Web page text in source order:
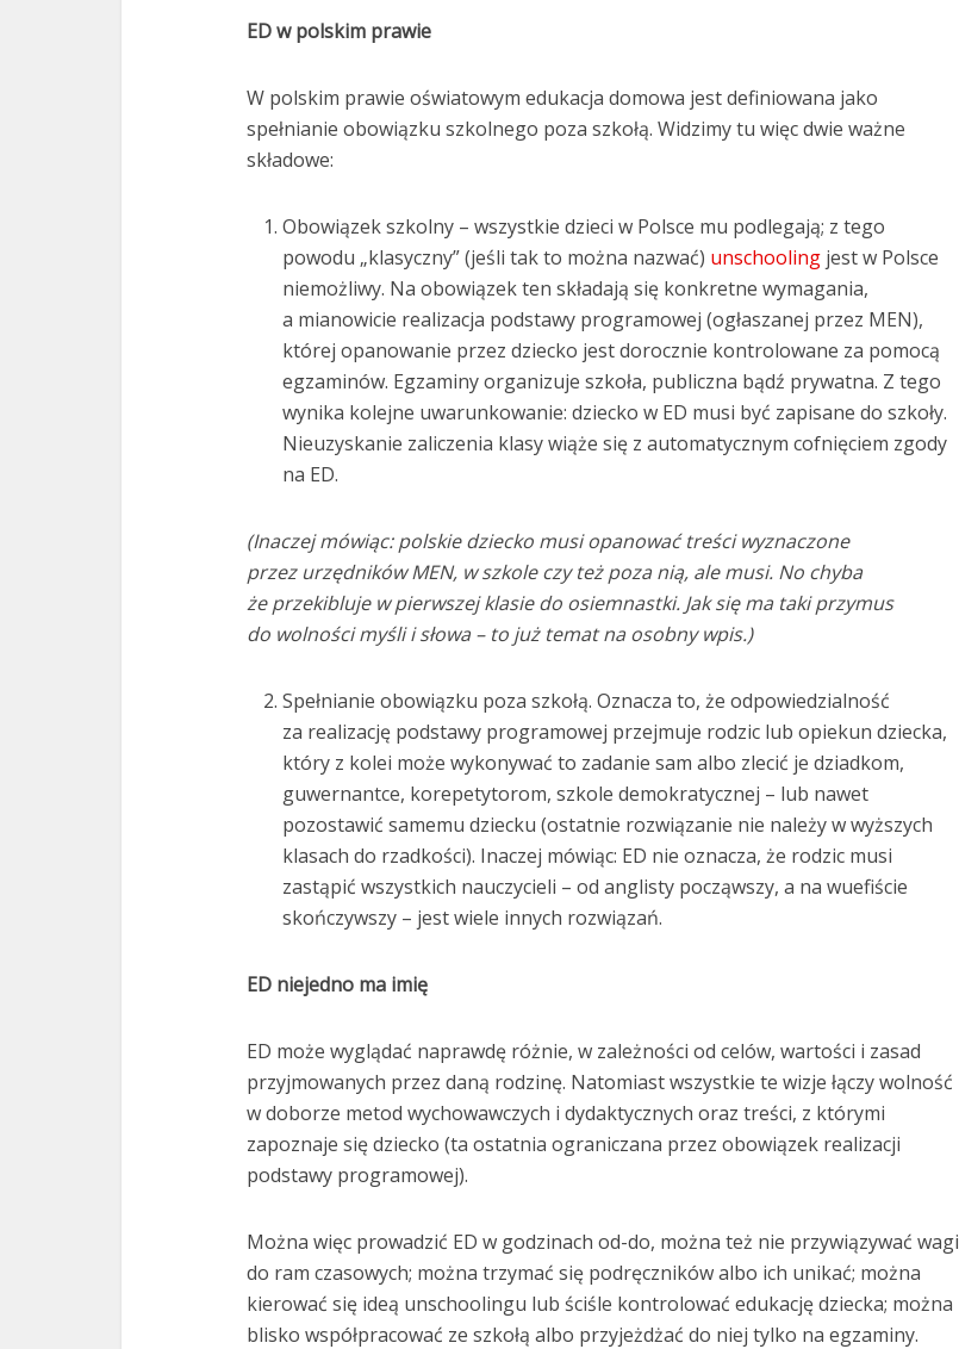
ED w polskim prawie
W polskim prawie oświatowym edukacja domowa jest definiowana jako
spełnianie obowiązku szkolnego poza szkołą. Widzimy tu więc dwie ważne
składowe:
Obowiązek szkolny – wszystkie dzieci w Polsce mu podlegają; z tego
powodu „klasyczny” (jeśli tak to można nazwać) unschooling jest w Polsce
niemożliwy. Na obowiązek ten składają się konkretne wymagania,
a mianowicie realizacja podstawy programowej (ogłaszanej przez MEN),
której opanowanie przez dziecko jest dorocznie kontrolowane za pomocą
egzaminów. Egzaminy organizuje szkoła, publiczna bądź prywatna. Z tego
wynika kolejne uwarunkowanie: dziecko w ED musi być zapisane do szkoły.
Nieuzyskanie zaliczenia klasy wiąże się z automatycznym cofnięciem zgody
na ED.
(Inaczej mówiąc: polskie dziecko musi opanować treści wyznaczone
przez urzędników MEN, w szkole czy też poza nią, ale musi. No chyba
że przekibluje w pierwszej klasie do osiemnastki. Jak się ma taki przymus
do wolności myśli i słowa – to już temat na osobny wpis.)
Spełnianie obowiązku poza szkołą. Oznacza to, że odpowiedzialność
za realizację podstawy programowej przejmuje rodzic lub opiekun dziecka,
który z kolei może wykonywać to zadanie sam albo zlecić je dziadkom,
guwernantce, korepetytorom, szkole demokratycznej – lub nawet
pozostawić samemu dziecku (ostatnie rozwiązanie nie należy w wyższych
klasach do rzadkości). Inaczej mówiąc: ED nie oznacza, że rodzic musi
zastąpić wszystkich nauczycieli – od anglisty począwszy, a na wuefiście
skończywszy – jest wiele innych rozwiązań.
ED niejedno ma imię
ED może wyglądać naprawdę różnie, w zależności od celów, wartości i zasad
przyjmowanych przez daną rodzinę. Natomiast wszystkie te wizje łączy wolność
w doborze metod wychowawczych i dydaktycznych oraz treści, z którymi
zapoznaje się dziecko (ta ostatnia ograniczana przez obowiązek realizacji
podstawy programowej).
Można więc prowadzić ED w godzinach od-do, można też nie przywiązywać wagi
do ram czasowych; można trzymać się podręczników albo ich unikać; można
kierować się ideą unschoolingu lub ściśle kontrolować edukację dziecka; można
blisko współpracować ze szkołą albo przyjeżdżać do niej tylko na egzaminy.